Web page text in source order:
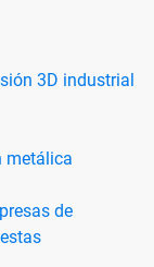
3D industrial
metálica
de